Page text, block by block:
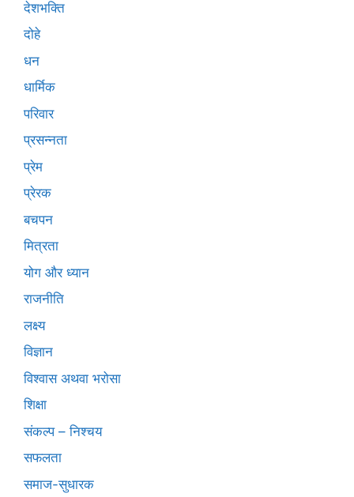
देशभक्ति
दोहे
धन
धार्मिक
परिवार
प्रसन्नता
प्रेम
प्रेरक
बचपन
मित्रता
योग और ध्यान
राजनीति
लक्ष्य
विज्ञान
विश्वास अथवा भरोसा
शिक्षा
संकल्प – निश्चय
सफलता
समाज-सुधारक